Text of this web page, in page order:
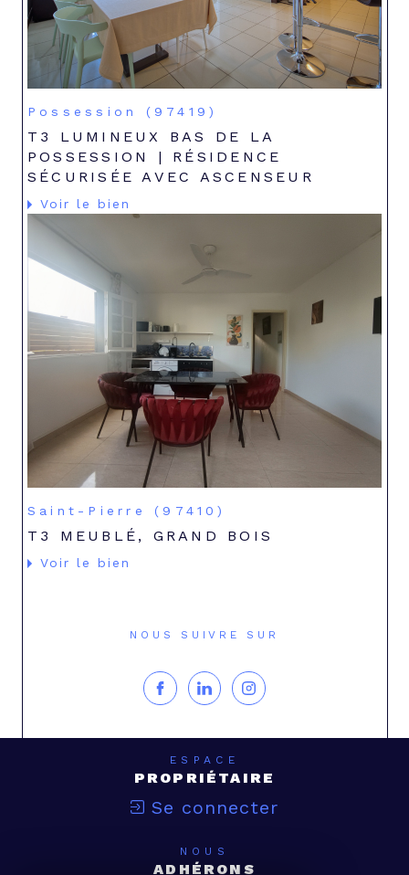
Possession (97419)
T3 LUMINEUX BAS DE LA
POSSESSION | RÉSIDENCE
SÉCURISÉE AVEC ASCENSEUR
Voir le bien
Saint-Pierre (97410)
T3 MEUBLÉ, GRAND BOIS
Voir le bien
NOUS SUIVRE SUR
ESPACE
PROPRIÉTAIRE
Se connecter
NOUS
ADHÉRONS